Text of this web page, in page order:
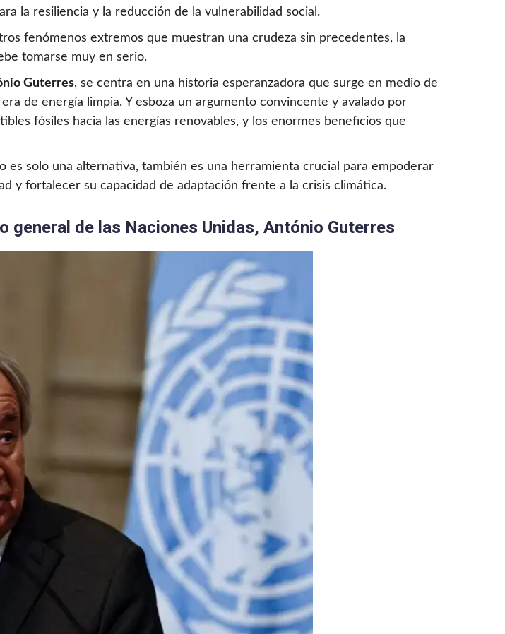
la resiliencia y la reducción de la vulnerabilidad social.
fenómenos extremos que muestran una crudeza sin precedentes, la
tomarse muy en serio.
Guterres, se centra en una historia esperanzadora que surge en medio de
de energía limpia. Y esboza un argumento convincente y avalado por
fósiles hacia las energías renovables, y los enormes beneficios que
es solo una alternativa, también es una herramienta crucial para empoderar
y fortalecer su capacidad de adaptación frente a la crisis climática.
de las Naciones Unidas, António Guterres